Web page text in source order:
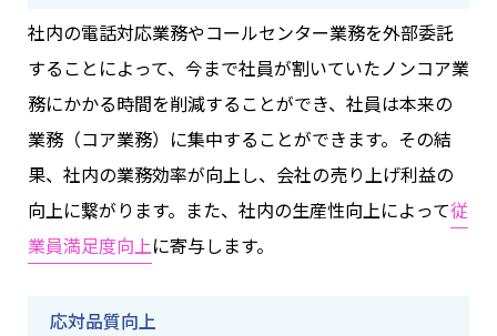
社内の電話対応業務やコールセンター業務を外部委託
することによって、今まで社員が割いていたノンコア業
務にかかる時間を削減することができ、社員は本来の
業務（コア業務）に集中することができます。その結
果、社内の業務効率が向上し、会社の売り上げ利益の
向上に繋がります。また、社内の生産性向上によって従
業員満足度向上に寄与します。
応対品質向上